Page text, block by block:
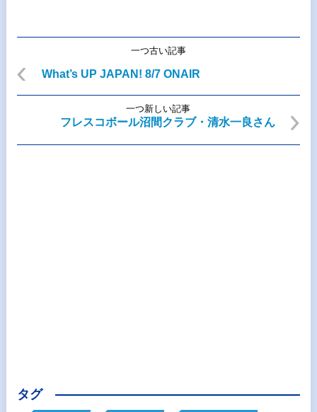
一つ古い記事
What’s UP JAPAN! 8/7 ONAIR
一つ新しい記事
フレスコボール沼間クラブ・清水一良さん
タグ